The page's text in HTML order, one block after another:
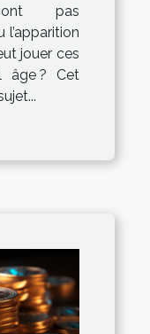
pas
l’apparition
jouer ces
âge ? Cet